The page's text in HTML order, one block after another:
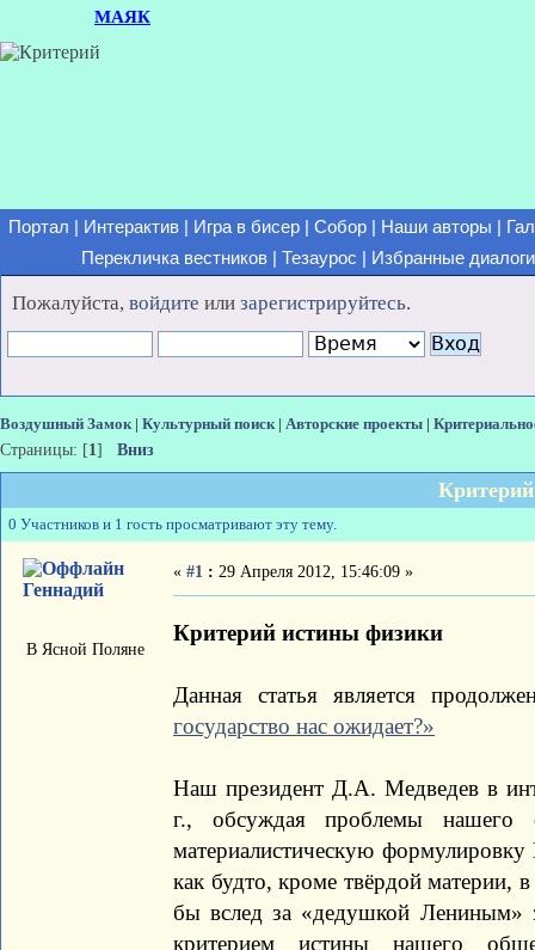
МАЯК
Портал Интерактив| Игра в бисер| Собор| Наши авторы
Перекличка вестников
Тезаурос Избранные диалоги
Пожалуйста, войдите или зарегистрируйтесь.
Воздушный Замок| Культурный поиск| Авторские проекты
Страницы: [1] Вниз
0 Участников и 1 гость просматривают эту тему.
Геннадий
В Ясной Поляне
« #1 : 29 Апреля 2012, 15:46:09 »
Критерий истины физики
Данная статья является
государство нас ожидает?»
Наш президент Д.А. Медведев в
г., обсуждая проблемы нашего
материалистическую
как будто, кроме твёрдой материи,
бы вслед за «дедушкой Лениным»
критерием истины нашего